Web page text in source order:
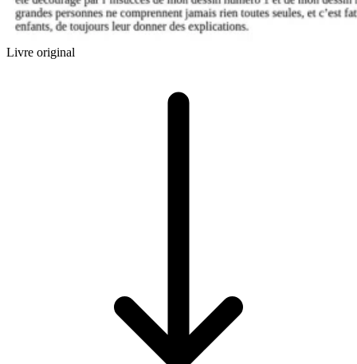
Livre original